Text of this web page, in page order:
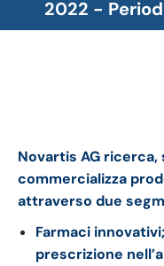
2022 -
Novartis AG
commercializza
attraverso due
Farmaci
prescrizione